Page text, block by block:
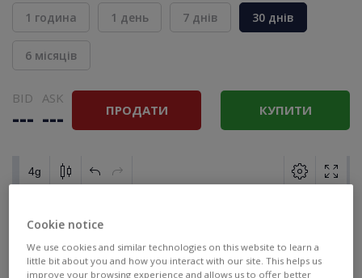
1 година 1 день 7 днів 30 днів
6 місяців
BID
---
ASK
--- ПРОДАТИ КУПИТИ
Cookie notice
We use cookies and similar technologies on this website to learn a
little bit about you and how you interact with our site. This helps us
improve your browsing experience and allows us to offer better